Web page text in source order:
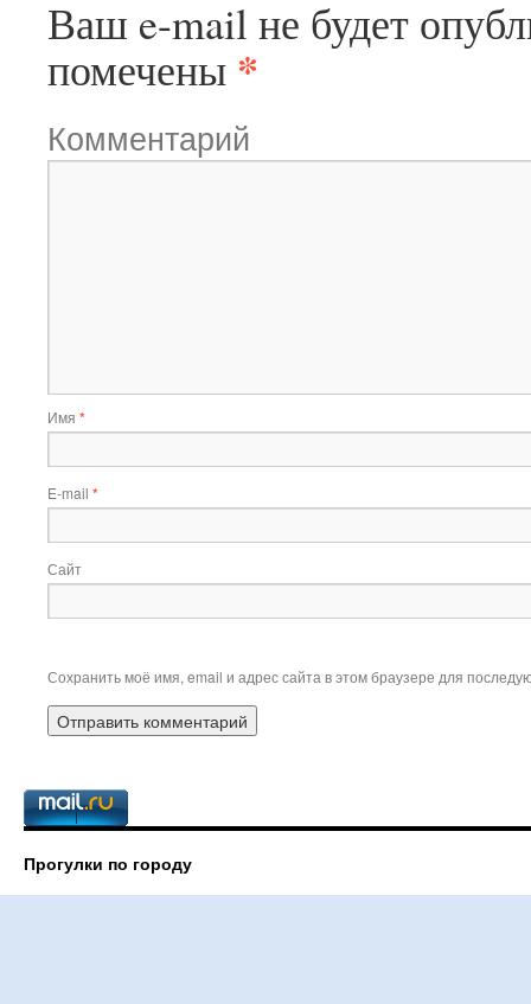
Ваш e-mail не будет
помечены *
Комментарий
Имя *
E-mail *
Сайт
Сохранить моё имя, email и адрес сайта в этом браузере для
Прогулки по городу